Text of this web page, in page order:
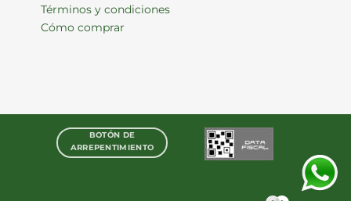
Términos y condiciones
Cómo comprar
BOTÓN DE
ARREPENTIMIENTO